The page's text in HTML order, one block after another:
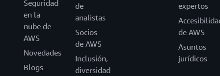
Seguridad
en la
nube de
AWS
Novedades
Blogs
de
analistas
Socios
de AWS
Inclusión,
diversidad
expertos
de AWS
Asuntos
jurídicos